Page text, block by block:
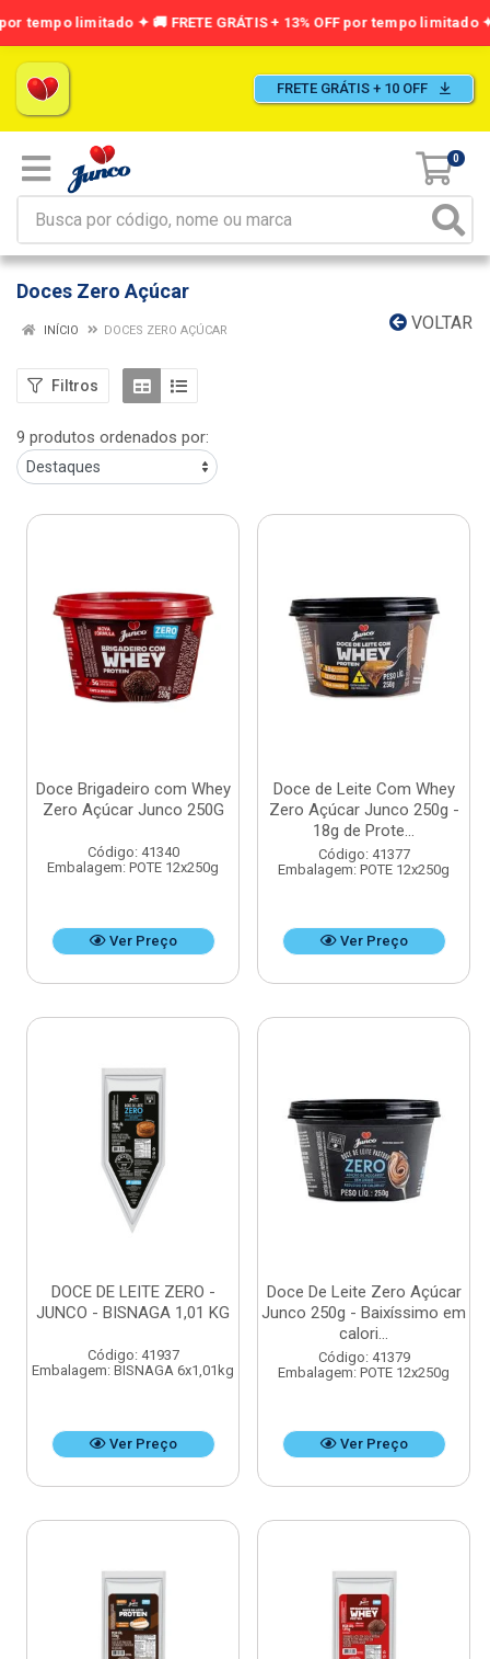
FRETE GRÁTIS + 10 OFF
0
Doces Zero Açúcar
VOLTAR
INÍCIO DOCES ZERO AÇÚCAR
Filtros
9 produtos ordenados por:
Doce Brigadeiro com Whey
Zero Açúcar Junco 250G
Código: 41340
Embalagem: POTE 12x250g
Ver Preço
Doce de Leite Com Whey
Zero Açúcar Junco 250g -
18g de Prote...
Código: 41377
Embalagem: POTE 12x250g
Ver Preço
DOCE DE LEITE ZERO -
JUNCO - BISNAGA 1,01 KG
Código: 41937
Embalagem: BISNAGA 6x1,01kg
Ver Preço
Doce De Leite Zero Açúcar
Junco 250g - Baixíssimo em
calori...
Código: 41379
Embalagem: POTE 12x250g
Ver Preço